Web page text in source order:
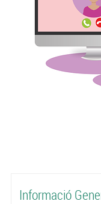
Informació